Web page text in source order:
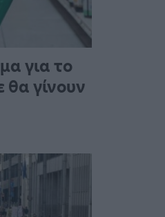
για το
θα γίνουν